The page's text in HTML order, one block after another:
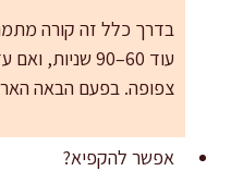
בדרך כלל זה קורה
עוד 60–90
צפופה. בפעם הבאה האריכו
אפשר להקפיא?